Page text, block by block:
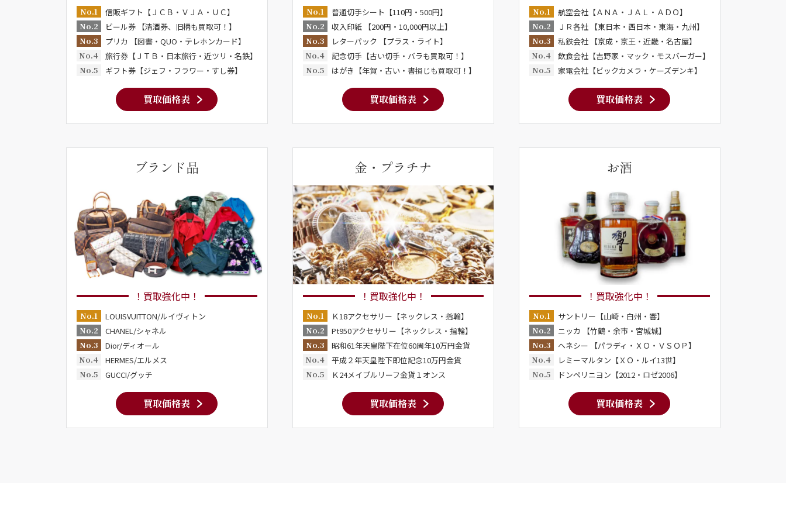
No.1
信販ギフト【ＪＣＢ・ＶＪＡ・ＵＣ】
No.2
ビール券 【清酒券、旧柄も買取可！】
No.3
プリカ 【図書・QUO・テレホンカード】
No.4
旅行券【ＪＴＢ・日本旅行・近ツリ・名鉄】
No.5
ギフト券【ジェフ・フラワー・すし券】
買取価格表
No.1
普通切手シート【110円・500円】
No.2
収入印紙 【200円・10,000円以上】
No.3
レターパック 【プラス・ライト】
No.4
記念切手【古い切手・バラも買取可！】
No.5
はがき【年賀・古い・書損じも買取可！】
買取価格表
No.1
航空会社【ＡＮＡ・ＪＡＬ・ＡＤＯ】
No.2
ＪＲ各社 【東日本・西日本・東海・九州】
No.3
私鉄会社 【京成・京王・近畿・名古屋】
No.4
飲食会社【吉野家・マック・モスバーガー】
No.5
家電会社【ビックカメラ・ケーズデンキ】
買取価格表
ブランド品
！買取強化中！
No.1
LOUISVUITTON/ルイヴィトン
No.2
CHANEL/シャネル
No.3
Dior/ディオール
No.4
HERMES/エルメス
No.5
GUCCI/グッチ
買取価格表
金・プラチナ
！買取強化中！
No.1
Ｋ18アクセサリー【ネックレス・指輪】
No.2
Pt950アクセサリー【ネックレス・指輪】
No.3
昭和61年天皇陛下在位60周年10万円金貨
No.4
平成２年天皇陛下即位記念10万円金貨
No.5
Ｋ24メイプルリーフ金貨１オンス
買取価格表
お酒
！買取強化中！
No.1
サントリー【山崎・白州・響】
No.2
ニッカ 【竹鶴・余市・宮城城】
No.3
ヘネシー 【パラディ・ＸＯ・ＶＳＯＰ】
No.4
レミーマルタン【ＸＯ・ルイ13世】
No.5
ドンペリニヨン【2012・ロゼ2006】
買取価格表